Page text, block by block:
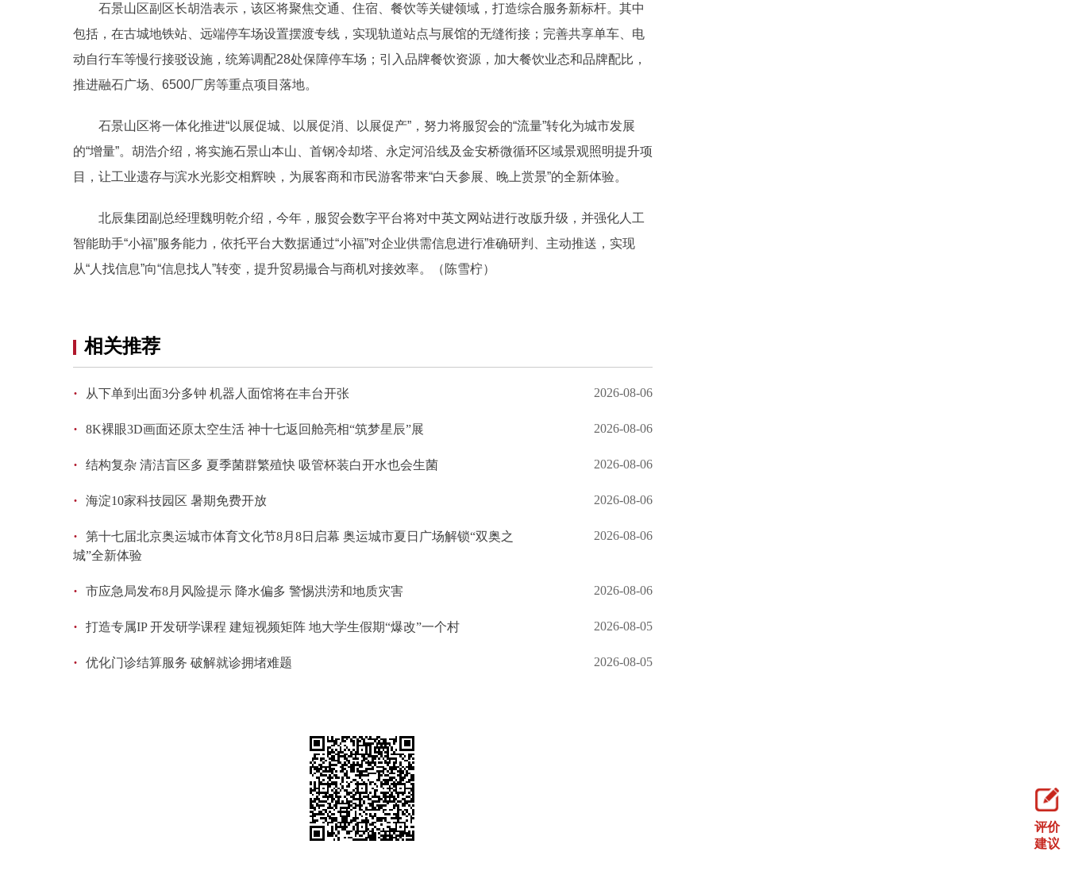
石景山区副区长胡浩表示，该区将聚焦交通、住宿、餐饮等关键领域，打造综合服务新标杆。其中
包括，在古城地铁站、远端停车场设置摆渡专线，实现轨道站点与展馆的无缝衔接；完善共享单车、电
动自行车等慢行接驳设施，统筹调配28处保障停车场；引入品牌餐饮资源，加大餐饮业态和品牌配比，
推进融石广场、6500厂房等重点项目落地。
石景山区将一体化推进“以展促城、以展促消、以展促产”，努力将服贸会的“流量”转化为城市发展
的“增量”。胡浩介绍，将实施石景山本山、首钢冷却塔、永定河沿线及金安桥微循环区域景观照明提升项
目，让工业遗存与滨水光影交相辉映，为展客商和市民游客带来“白天参展、晚上赏景”的全新体验。
北辰集团副总经理魏明乾介绍，今年，服贸会数字平台将对中英文网站进行改版升级，并强化人工
智能助手“小福”服务能力，依托平台大数据通过“小福”对企业供需信息进行准确研判、主动推送，实现
从“人找信息”向“信息找人”转变，提升贸易撮合与商机对接效率。（陈雪柠）
相关推荐
· 从下单到出面3分多钟 机器人面馆将在丰台开张 2026-08-06
· 8K裸眼3D画面还原太空生活 神十七返回舱亮相“筑梦星辰”展 2026-08-06
· 结构复杂 清洁盲区多 夏季菌群繁殖快 吸管杯装白开水也会生菌 2026-08-06
· 海淀10家科技园区 暑期免费开放 2026-08-06
·
第十七届北京奥运城市体育文化节8月8日启幕 奥运城市夏日广场解锁“双奥之
城”全新体验
2026-08-06
· 市应急局发布8月风险提示 降水偏多 警惕洪涝和地质灾害 2026-08-06
· 打造专属IP 开发研学课程 建短视频矩阵 地大学生假期“爆改”一个村 2026-08-05
· 优化门诊结算服务 破解就诊拥堵难题 2026-08-05
评价
建议